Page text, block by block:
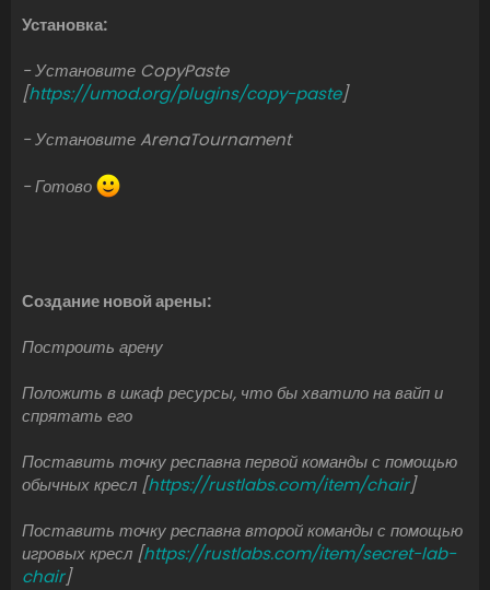
Установка:
- Установите CopyPaste
[https://umod.org/plugins/copy-paste]
- Установите ArenaTournament
- Готово
Создание новой арены:
Построить арену
Положить в шкаф ресурсы, что бы хватило на вайп и
спрятать его
Поставить точку респавна первой команды с помощью
обычных кресл [https://rustlabs.com/item/chair]
Поставить точку респавна второй команды с помощью
игровых кресл [https://rustlabs.com/item/secret-lab-
chair]